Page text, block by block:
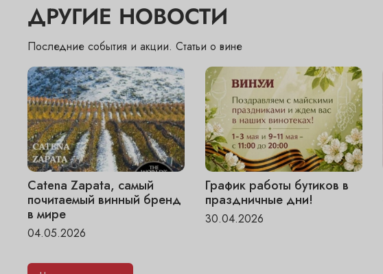
ДРУГИЕ НОВОСТИ
Последние события и акции. Статьи о вине
Catena Zapata, самый
почитаемый винный бренд
в мире
04.05.2026
График работы бутиков в
праздничные дни!
30.04.2026